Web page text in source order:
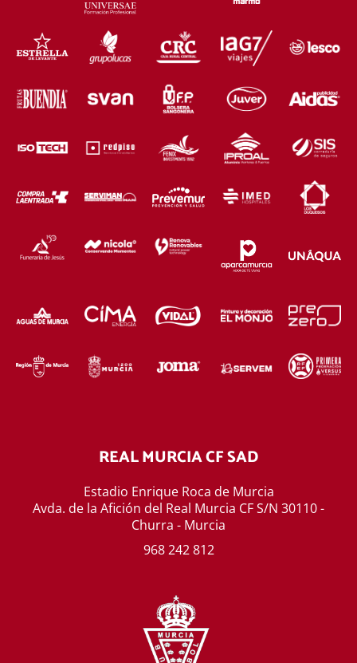
REAL MURCIA CF SAD
Estadio Enrique Roca de Murcia
Avda. de la Afición del Real Murcia CF S/N 30110 -
Churra - Murcia
968 242 812